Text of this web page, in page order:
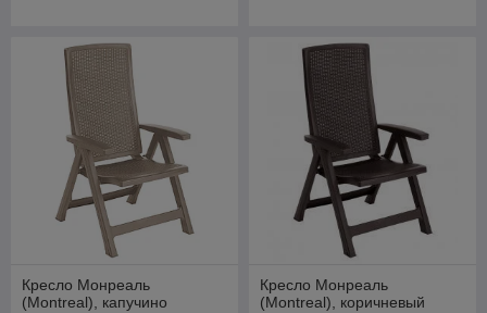
Кресло Монреаль
(Montreal), капучино
Кресло Монреаль
(Montreal), коричневый